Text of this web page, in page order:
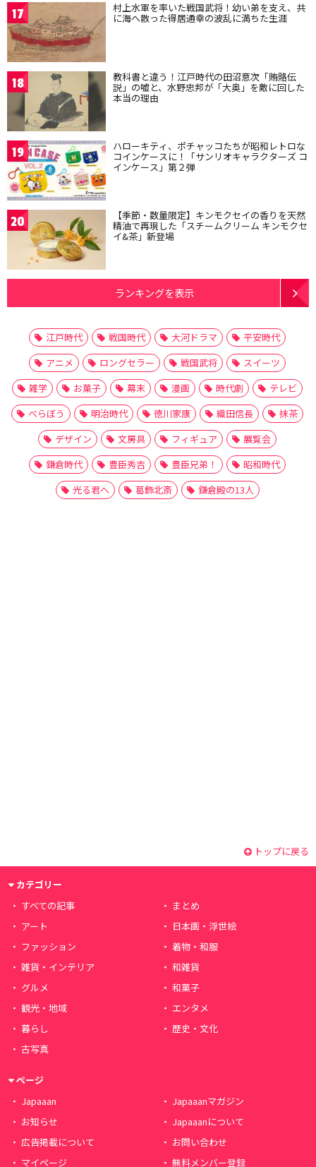
17 村上水軍を率いた戦国武将！幼い弟を支え、共
に海へ散った得居通幸の波乱に満ちた生涯
18 教科書と違う！江戸時代の田沼意次「賄賂伝
説」の嘘と、水野忠邦が「大奥」を敵に回した
本当の理由
19 ハローキティ、ポチャッコたちが昭和レトロな
コインケースに！「サンリオキャラクターズ コ
インケース」第２弾
20 【季節・数量限定】キンモクセイの香りを天然
精油で再現した「スチームクリーム キンモクセ
イ&茶」新登場
ランキングを表示
江戸時代 戦国時代 大河ドラマ
平安時代
アニメ
ロングセラー 戦国武将
スイーツ
雑学
お菓子 幕末 漫画 時代劇
テレビ
べらぼう
明治時代 徳川家康 織田信長
抹茶
デザイン
文房具 フィギュア
展覧会
鎌倉時代
豊臣秀吉 豊臣兄弟！
昭和時代
光る君へ
葛飾北斎 鎌倉殿の13人
トップに戻る
カテゴリー
すべての記事
まとめ
アート
日本画・浮世絵
ファッション
着物・和服
雑貨・インテリア
和雑貨
グルメ
和菓子
観光・地域
エンタメ
暮らし
歴史・文化
古写真
ページ
Japaaan
Japaaanマガジン
お知らせ
Japaaanについて
広告掲載について
お問い合わせ
マイページ
無料メンバー登録